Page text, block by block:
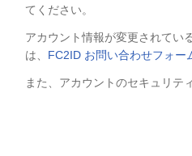
てください。
アカウント情報が変更されてい
は、 FC2ID お問い合わせフォー
また、アカウントのセキュリテ